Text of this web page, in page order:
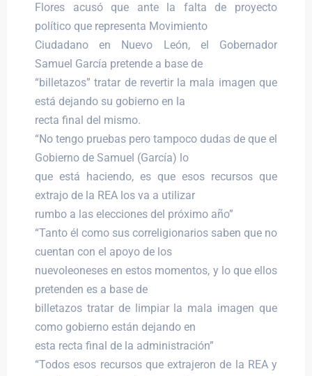
Flores acusó que ante la falta de proyecto
político que representa Movimiento
Ciudadano en Nuevo León, el Gobernador
Samuel García pretende a base de
“billetazos” tratar de revertir la mala imagen que
está dejando su gobierno en la
recta final del mismo.
“No tengo pruebas pero tampoco dudas de que el
Gobierno de Samuel (García) lo
que está haciendo, es que esos recursos que
extrajo de la REA los va a utilizar
rumbo a las elecciones del próximo año”
“Tanto él como sus correligionarios saben que no
cuentan con el apoyo de los
nuevoleoneses en estos momentos, y lo que ellos
pretenden es a base de
billetazos tratar de limpiar la mala imagen que
como gobierno están dejando en
esta recta final de la administración”
“Todos esos recursos que extrajeron de la REA y